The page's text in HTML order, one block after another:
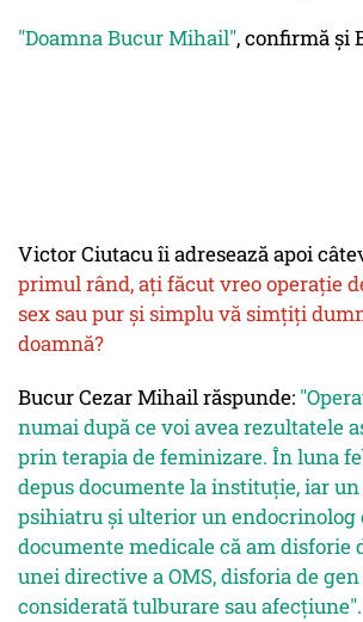
"Doamna Bucur Mihail", confirmă și
Victor Ciutacu îi adresează apoi
primul rând, ați făcut vreo operație
sex sau pur și simplu vă simțiți
doamnă?
Bucur Cezar Mihail răspunde:
numai după ce voi avea rezultatele
prin terapia de feminizare. În luna
depus documente la instituție, iar
psihiatru și ulterior un endocrinolog
documente medicale că amdisforie
unei directive a OMS, disforia de
considerată tulburare sau afecțiune".